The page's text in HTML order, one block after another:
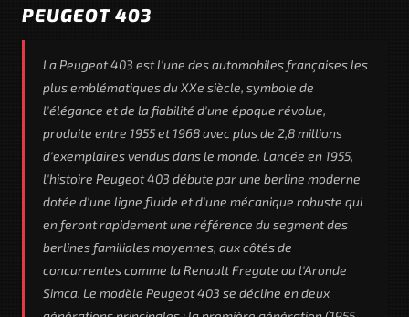
PEUGEOT 403
La Peugeot 403 est l'une des automobiles françaises les
plus emblématiques du XXe siècle, symbole de
l'élégance et de la fiabilité d'une époque révolue,
produite entre 1955 et 1968 avec plus de 2,8 millions
d'exemplaires vendus dans le monde. Lancée en 1955,
l'histoire Peugeot 403 débute par une berline moderne
dotée d'une ligne fluide et d'une mécanique robuste qui
en feront rapidement une référence du segment des
berlines familiales moyennes, aux côtés de
concurrentes comme la Renault Fregate ou l'Aronde
Simca. Le modèle Peugeot 403 se décline en deux